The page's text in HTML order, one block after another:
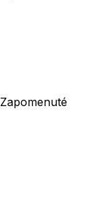
Zapomenuté